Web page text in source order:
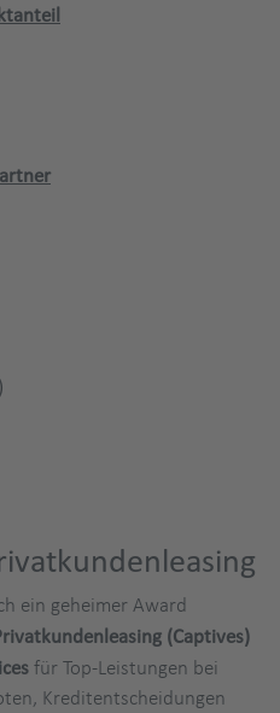
ein geheimer Award
(Captives)
für Top-Leistungen bei
Kreditentscheidungen